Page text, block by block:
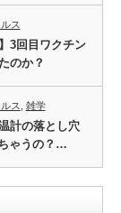
ス
3回目ワクチン
のか？
ス 雑学
計の落とし穴
ゃうの？…